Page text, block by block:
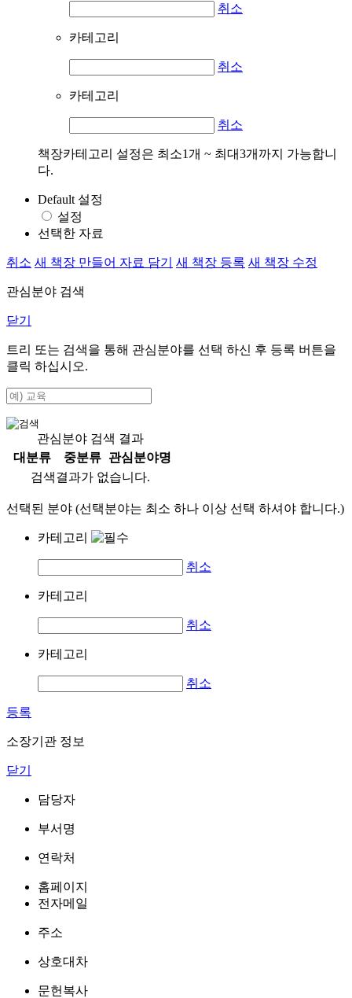
취소
카테고리
취소
카테고리
취소
책장카테고리 설정은 최소1개 ~ 최대3개까지 가능합니
다.
Default 설정
설정
선택한 자료
취소 새 책장 만들어 자료 담기 새 책장 등록 새 책장 수정
관심분야 검색
닫기
트리 또는 검색을 통해 관심분야를 선택 하신 후 등록 버튼을
클릭 하십시오.
관심분야 검색 결과
대분류
중분류
관심분야명
검색결과가 없습니다.
선택된 분야 (선택분야는 최소 하나 이상 선택 하셔야 합니다.)
카테고리
취소
카테고리
취소
카테고리
취소
등록
소장기관 정보
닫기
담당자
부서명
연락처
홈페이지
전자메일
주소
상호대차
문헌복사